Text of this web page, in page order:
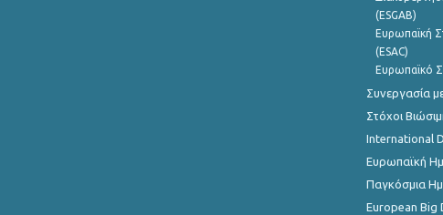
(ESGAB)
Ευρωπαϊκή
(ESAC)
Ευρωπαϊκό
Συνεργασία
Στόχοι
International
Ευρωπαϊκή
Παγκόσμια
European Big